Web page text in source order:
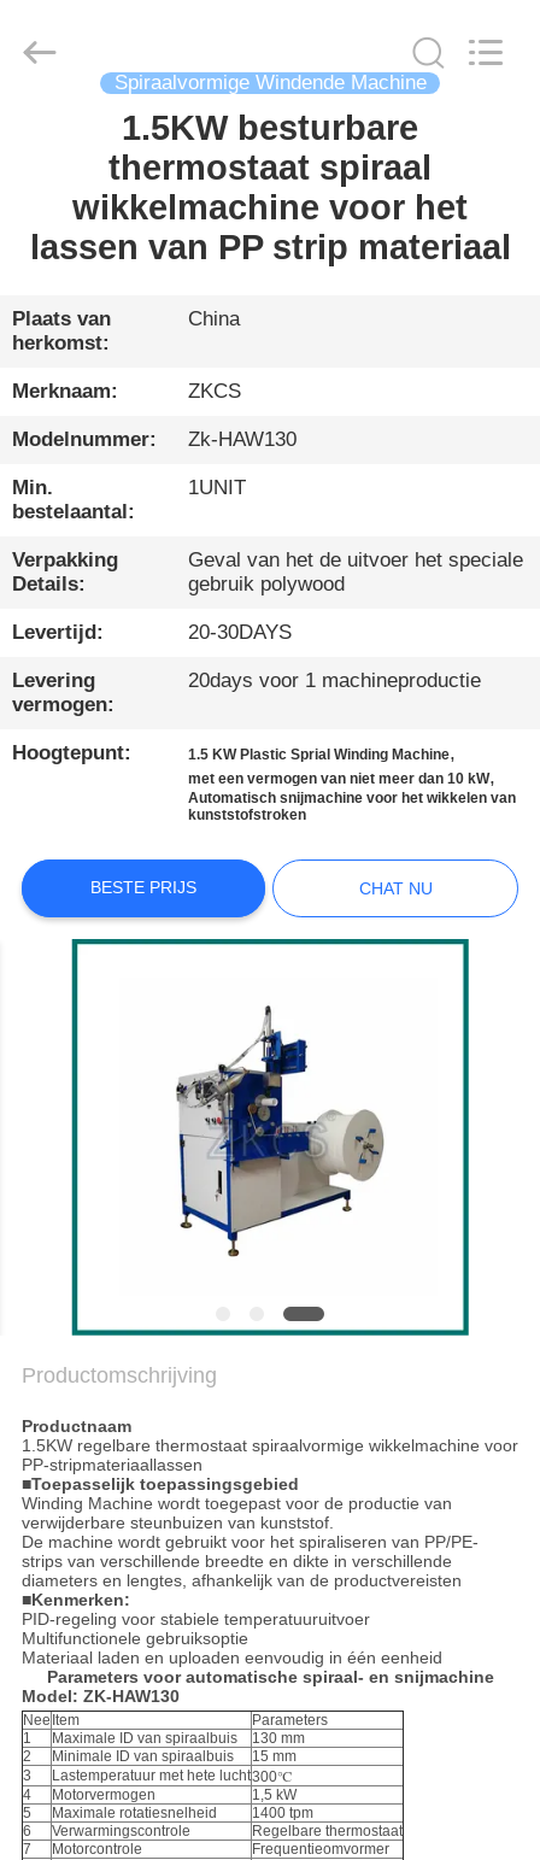
PRODUCTEN
OVER
ONS
RONDLEIDING
DOOR
DE
FABRIEK
KWALITEITSCONTROLE
NEEM
ONS
OP
CO.,
Spiraalvormige Windende Machine
1.5KW besturbare
thermostaat spiraal
wikkelmachine voor het
lassen van PP strip materiaal
Plaats van
herkomst:
China
Merknaam: ZKCS
Modelnummer: Zk-HAW130
Min.
bestelaantal:
1UNIT
Verpakking
Details:
Geval van het de uitvoer het speciale
gebruik polywood
Levertijd: 20-30DAYS
Levering
vermogen:
20days voor 1 machineproductie
Hoogtepunt: 1.5 KW Plastic Sprial Winding Machine,
met een vermogen van niet meer dan 10 kW,
Automatisch snijmachine voor het wikkelen van
kunststofstroken
BESTE PRIJS CHAT NU
Productomschrijving
Productnaam
1.5KW regelbare thermostaat spiraalvormige wikkelmachine voor
PP-stripmateriaallassen
■Toepasselijk toepassingsgebied
Winding Machine wordt toegepast voor de productie van
verwijderbare steunbuizen van kunststof.
De machine wordt gebruikt voor het spiraliseren van PP/PE-
strips van verschillende breedte en dikte in verschillende
diameters en lengtes, afhankelijk van de productvereisten
■Kenmerken:
PID-regeling voor stabiele temperatuuruitvoer
Multifunctionele gebruiksoptie
Materiaal laden en uploaden eenvoudig in één eenheid
Parameters voor automatische spiraal- en snijmachine
Model: ZK-HAW130
Nee Item
Parameters
1
Maximale ID van spiraalbuis
130 mm
2
Minimale ID van spiraalbuis
15 mm
3
Lastemperatuur met hete lucht300℃
4
Motorvermogen
1,5 kW
5
Maximale rotatiesnelheid
1400 tpm
6
Verwarmingscontrole
Regelbare thermostaat
7
Motorcontrole Frequentieomvormer